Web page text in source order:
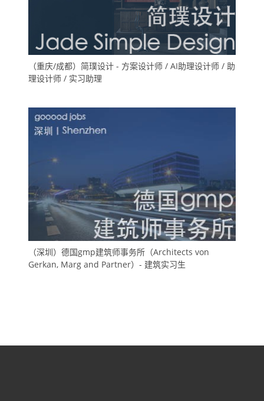
（重庆/成都）简璞设计 - 方案设计师 / AI助理设计师 / 助
理设计师 / 实习助理
（深圳）德国gmp建筑师事务所（Architects von
Gerkan, Marg and Partner）- 建筑实习生